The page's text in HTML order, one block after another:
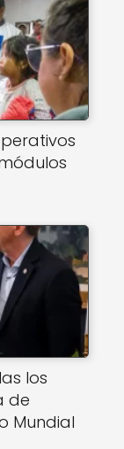
los
de
Mundial